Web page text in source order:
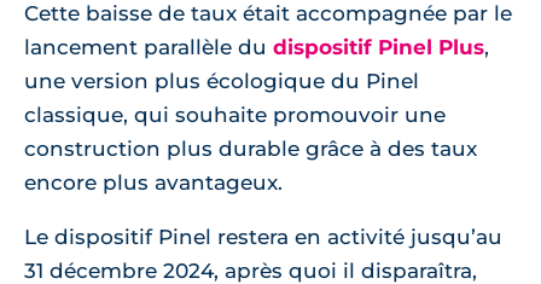
Cette baisse de taux était accompagnée par le
lancement parallèle du dispositif Pinel Plus,
une version plus écologique du Pinel
classique, qui souhaite promouvoir une
construction plus durable grâce à des taux
encore plus avantageux.
Le dispositif Pinel restera en activité jusqu’au
31 décembre 2024, après quoi il disparaîtra,